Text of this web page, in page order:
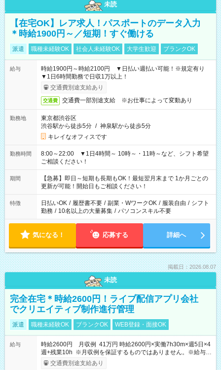
未読
【在宅OK】レア求人！パスポートのデータ入力
＊時給1900円～／短期！すぐ働ける
派遣 職種未経験OK 社会人未経験OK 大学生歓迎 ブランクOK
給与
時給1900円～時給2100円 ▼日払い週払い可能！※規定有り
▼1日6時間勤務で日収1万以上！
交通費別途支給あり
交通費 交通費一部別途支給 ※お仕事によって変動あり
勤務地
東京都渋谷区
渋谷駅から徒歩5分 / 神泉駅から徒歩5分
キレイなオフィスです
勤務時間
8:00～22:00 ▼1日4時間～ 10時～・11時～など、シフト希望
ご相談ください！
期間
【急募】即日～短期も長期もOK！最短翌月末まで 1か月ごとの
更新が可能！開始日もご相談ください！
特徴 日払いOK / 履歴書不要 / 副業・WワークOK / 服装自由 / シフト
勤務 / 10名以上の大量募集 / パソコンスキル不要
気になる！ 応募する 詳細へ
掲載日：2026.08.07
未読
完全在宅＊時給2600円！ライブ配信アプリ会社
でクリエイティブ制作進行管理
派遣 職種未経験OK ブランクOK WEB登録・面接OK
給与
時給2600円 月収例 41万円 時給2600円×実働7h30m×週5日×4
週+残業10h ※月収例を保証するものではありません。※給与即
受取りサービス利用可（利用条件有）
交通費別途支給あり